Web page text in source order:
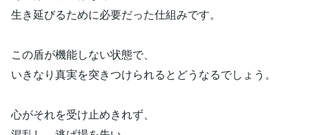
生き延びるために必要だった仕組みです。
この盾が機能しない状態で、
いきなり真実を突きつけられるとどうなるでしょう。
心がそれを受け止めきれず、